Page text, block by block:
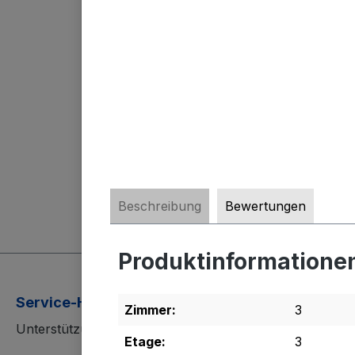
Beschreibung Bewertungen
Zimmer:
3
Etage:
3
Service-Hotline
Unterstützung und Beratung unter: